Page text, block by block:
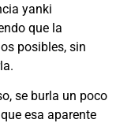
yanki
que la
posibles, sin
se burla un poco
esa aparente